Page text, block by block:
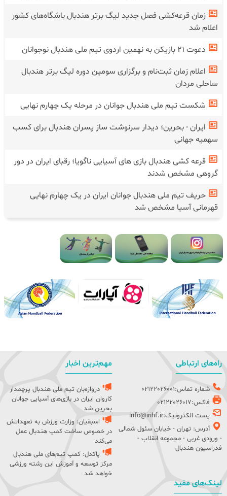
زمان قرعه‌کشی فصل جدید لیگ برتر هندبال باشگاه‌های کشور
اعلام شد
دعوت ۲۱ بازیکن به نهمین اردوی تیم ملی هندبال نوجوانان
اعلام زمان ثبت‌نام و برگزاری سومین دوره لیگ برتر هندبال
ساحلی مردان
شکست تیم ملی هندبال جوانان در‌ مرحله یک چهارم نهایی
ایران - بحرین؛ دیدار سرنوشت ساز پسران هندبال برای کسب
سهمیه جهانی
قرعه کشی هندبال بازی های آسیایی ناگویا؛ رقبای ایران در دور
گروهی مشخص شدند
حریف تیم ملی هندبال جوانان ایران در یک چهارم نهایی
قهرمانی آسیا مشخص شد
راه‌های ارتباطی
شماره تماس:02122026001
فاکس:02122026017
پست الکترونیک:info@irihf.ir
آدرس: تهران - خیابان سئول شمالی
- ورودی غربی - مجموعه انقلاب -
فدراسیون هندبال
مهم‌ترین اخبار
دروازه‌بان تیم ملی هندبال پرچمدار
کاروان ایران در بازی‌های آسیایی جوانان
بحرین شد
اسبقیان: وزارت ورزش به تعهداتش
در خصوص ساخت کمپ هندبال عمل
می‌کند
پاکدل: کمپ تیم‌های ملی هندبال
مرکز توسعه و آموزش این رشته ورزشی
خواهد شد
لینک‌های مفید